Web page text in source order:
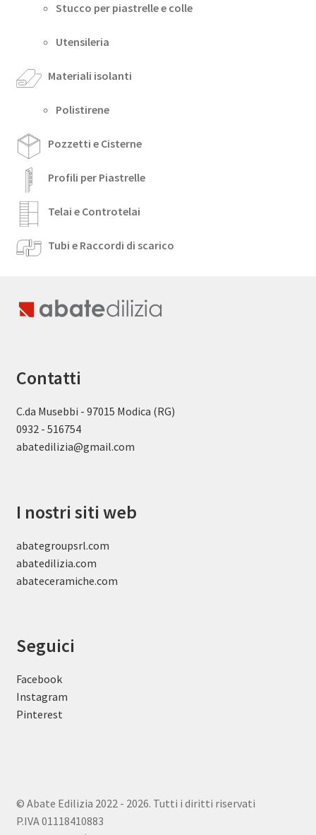
Stucco per piastrelle e colle
Utensileria
Materiali isolanti
Polistirene
Pozzetti e Cisterne
Profili per Piastrelle
Telai e Controtelai
Tubi e Raccordi di scarico
Contatti
C.da Musebbi - 97015 Modica (RG)
0932 - 516754
abatedilizia@gmail.com
I nostri siti web
abategroupsrl.com
abatedilizia.com
abateceramiche.com
Seguici
Facebook
Instagram
Pinterest
© Abate Edilizia 2022 - 2026. Tutti i diritti riservati
P.IVA 01118410883